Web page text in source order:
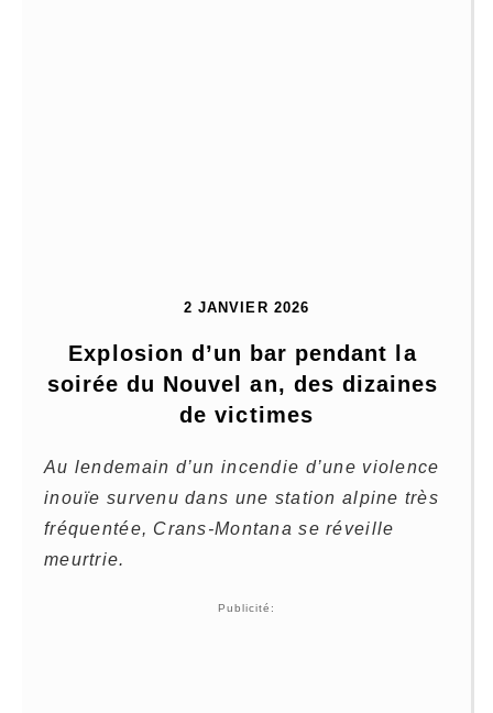
2 JANVIER 2026
Explosion d’un bar pendant la
soirée du Nouvel an, des dizaines
de victimes
Au lendemain d’un incendie d’une violence
inouïe survenu dans une station alpine très
fréquentée, Crans-Montana se réveille
meurtrie.
Publicité: